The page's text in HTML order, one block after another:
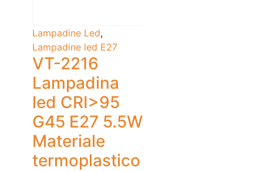
Lampadine Led,
Lampadine led E27
VT-2216
Lampadina
led CRI>95
G45 E27 5.5W
Materiale
termoplastico